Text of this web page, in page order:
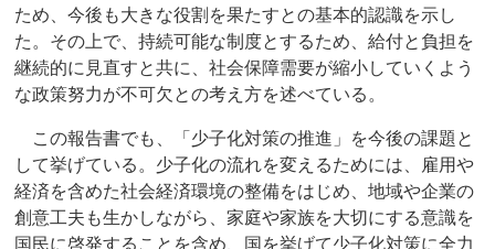
ため、今後も大きな役割を果たすとの基本的認識を示し
た。その上で、持続可能な制度とするため、給付と負担を
継続的に見直すと共に、社会保障需要が縮小していくよう
な政策努力が不可欠との考え方を述べている。
この報告書でも、「少子化対策の推進」を今後の課題と
して挙げている。少子化の流れを変えるためには、雇用や
経済を含めた社会経済環境の整備をはじめ、地域や企業の
創意工夫も生かしながら、家庭や家族を大切にする意識を
国民に啓発することを含め、国を挙げて少子化対策に全力